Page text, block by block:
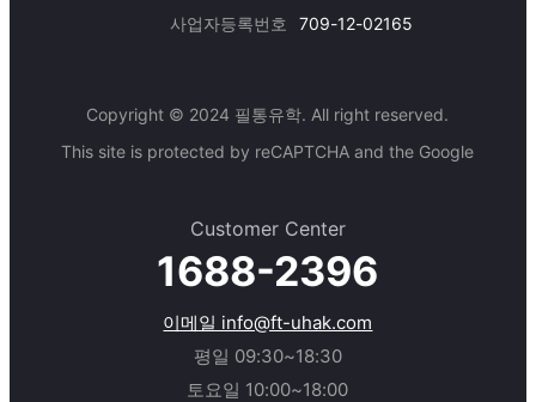
사업자등록번호
709-12-02165
Copyright © 2024 필통유학. All right reserved.
This site is protected by reCAPTCHA and the Google
Customer Center
1688-2396
이메일 info@ft-uhak.com
평일 09:30~18:30
토요일 10:00~18:00